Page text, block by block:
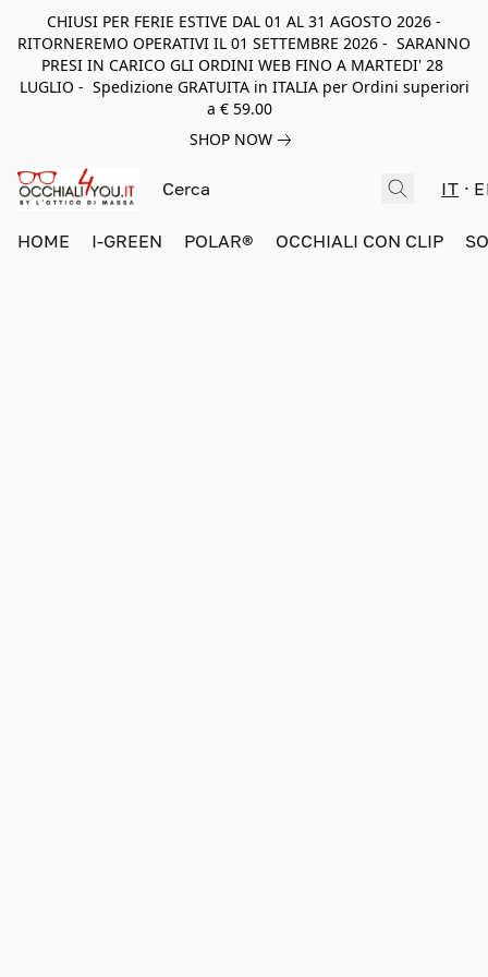
CHIUSI PER FERIE ESTIVE DAL 01 AL 31 AGOSTO 2026 -
RITORNEREMO OPERATIVI IL 01 SETTEMBRE 2026 - SARANNO
PRESI IN CARICO GLI ORDINI WEB FINO A MARTEDI' 28
LUGLIO - Spedizione GRATUITA in ITALIA per Ordini superiori
a € 59.00
SHOP NOW
IT
HOME I-GREEN POLAR® OCCHIALI CON CLIP